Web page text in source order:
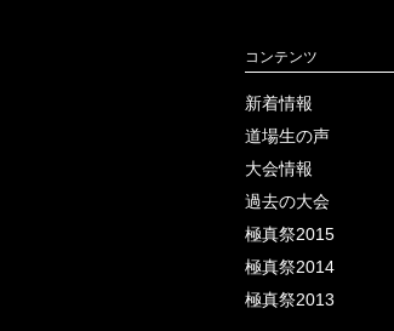
コンテンツ
新着情報
道場生の声
大会情報
過去の大会
極真祭2015
極真祭2014
極真祭2013